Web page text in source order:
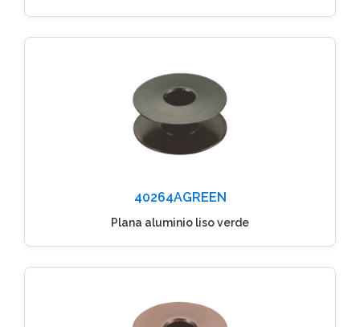
40264AGREEN
Plana aluminio liso verde